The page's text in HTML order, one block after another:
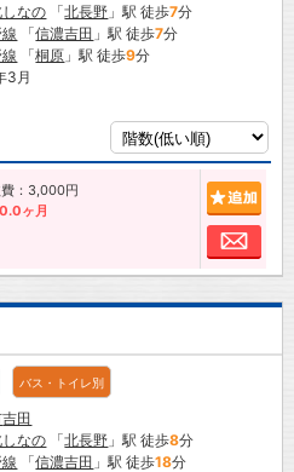
なの 「北長野 」駅 徒歩7分
「信濃吉田 」駅 徒歩7分
「桐原 」駅 徒歩9分
3月
：3,000円
0.0ヶ月
お
バス・トイレ別
吉田
なの 「北長野 」駅 徒歩8分
「信濃吉田 」駅 徒歩18分